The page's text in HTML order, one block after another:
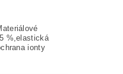
%,elastická
ionty